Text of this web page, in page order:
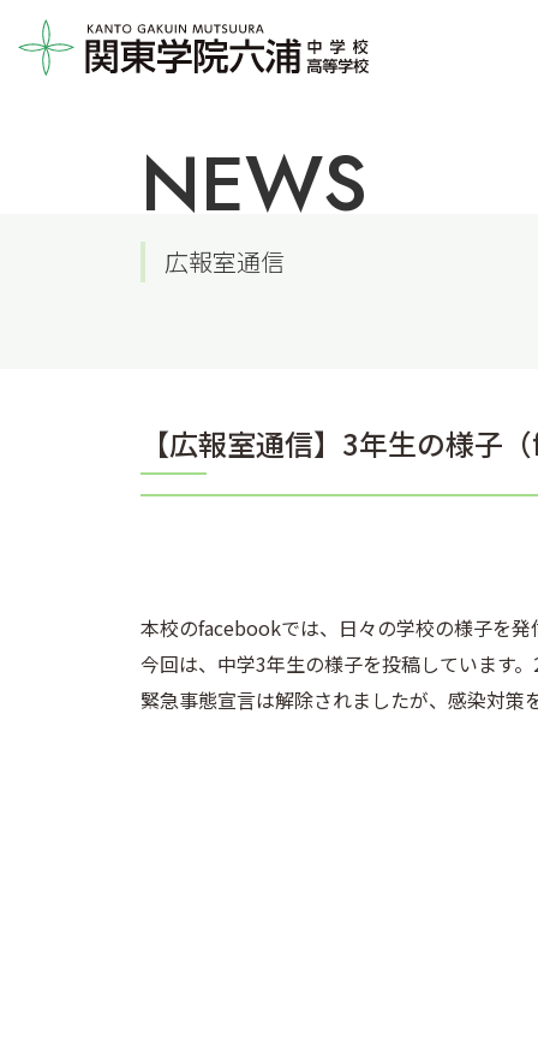
NEWS
広報室通信
【広報室通信】3年生の様子
本校のfacebookでは、日々の学校の様子を発
今回は、中学3年生の様子を投稿しています
緊急事態宣言は解除されましたが、感染対策